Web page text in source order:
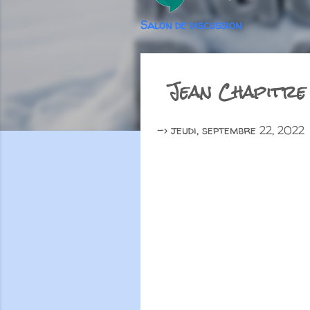
Salon de discussion
Jean
-> jeudi, septembre 22, 2022